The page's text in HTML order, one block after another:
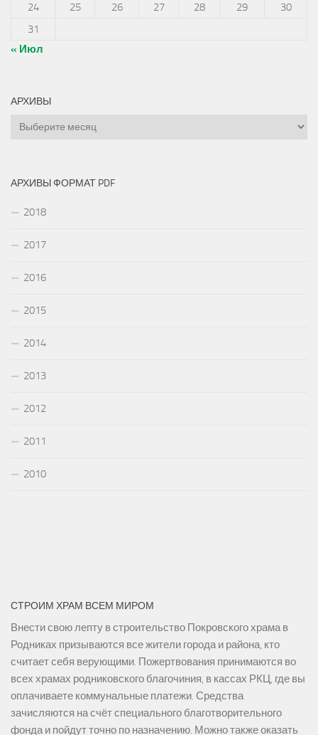
24
25 26 27 28 29
30
31
« Июл
АРХИВЫ
Архивы
АРХИВЫ ФОРМАТ PDF
2018
2017
2016
2015
2014
2013
2012
2011
2010
СТРОИМ ХРАМ ВСЕМ МИРОМ
Внести свою лепту в строительство Покровского храма в
Родниках призываются все жители города и района, кто
считает себя верующими. Пожертвования принимаются во
всех храмах родниковского благочиния, в кассах РКЦ, где вы
оплачиваете коммунальные платежи. Средства
зачисляются на счёт специального благотворительного
фонда и пойдут точно по назначению. Можно также оказать